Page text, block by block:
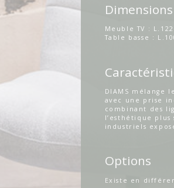
Dimensions
Meuble TV :
Table basse :
DIAMS mélange
avec une prise
combinant des
l’esthétique
industriels
Options
Existe en